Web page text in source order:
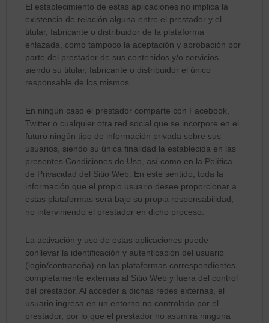
El establecimiento de estas aplicaciones no implica la
existencia de relación alguna entre el prestador y el
titular, fabricante o distribuidor de la plataforma
enlazada, como tampoco la aceptación y aprobación por
parte del prestador de sus contenidos y/o servicios,
siendo su titular, fabricante o distribuidor el único
responsable de los mismos.
En ningún caso el prestador comparte con Facebook,
Twitter o cualquier otra red social que se incorpore en el
futuro ningún tipo de información privada sobre sus
usuarios, siendo su única finalidad la establecida en las
presentes Condiciones de Uso, así como en la Política
de Privacidad del Sitio Web. En este sentido, toda la
información que el propio usuario desee proporcionar a
estas plataformas será bajo su propia responsabilidad,
no interviniendo el prestador en dicho proceso.
La activación y uso de estas aplicaciones puede
conllevar la identificación y autenticación del usuario
(login/contraseña) en las plataformas correspondientes,
completamente externas al Sitio Web y fuera del control
del prestador. Al acceder a dichas redes externas, el
usuario ingresa en un entorno no controlado por el
prestador, por lo que el prestador no asumirá ninguna